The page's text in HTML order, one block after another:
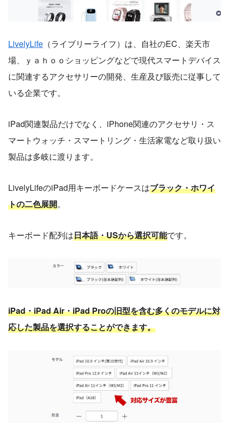
LivelyLife （ライブリーライフ）は、自社のEC、楽天市
場、ｙａｈｏｏショッピングなどで現代スマートデバイス
に関連するアクセサリーの開発、生産及び販売に従事して
いる企業です。
iPad関連製品だけでなく、iPhone関連のアクセサリ・ス
マートウォッチ・スマートリング・生活家電など取り扱い
製品は多岐に渡ります。
LivelyLifeのiPad用キーボードケースはブラック・ホワイ
トの二色展開。
キーボード配列は日本語・USから選択可能です。
iPad・iPad Air・iPad Proの旧型を含む多くのモデルに対
応した製品を選択することができます。